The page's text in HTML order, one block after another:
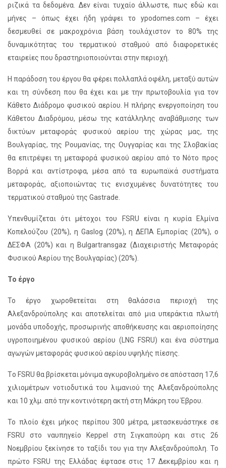
ριζικά τα δεδομένα. Δεν είναι τυχαίο άλλωστε, πως εδώ και
μήνες – όπως έχει ήδη γράψει το ypodomes.com – έχει
δεσμευθεί σε μακροχρόνια βάση τουλάχιστον το 80% της
δυναμικότητας του τερματικού σταθμού από διαφορετικές
εταιρείες που δραστηριοποιούνται στην περιοχή.
Η παράδοση του έργου θα φέρει πολλαπλά οφέλη, μεταξύ αυτών
και τη σύνδεση που θα έχει και με την πρωτοβουλία για τον
Κάθετο Διάδρομο φυσικού αερίου. Η πλήρης ενεργοποίηση του
Κάθετου Διαδρόμου, μέσω της κατάλληλης αναβάθμισης των
δικτύων μεταφοράς φυσικού αερίου της χώρας μας, της
Βουλγαρίας, της Ρουμανίας, της Ουγγαρίας και της Σλοβακίας
θα επιτρέψει τη μεταφορά φυσικού αερίου από το Νότο προς
Βορρά και αντίστροφα, μέσα από τα ευρωπαϊκά συστήματα
μεταφοράς, αξιοποιώντας τις ενισχυμένες δυνατότητες του
τερματικού σταθμού της Gastrade.
Υπενθυμίζεται ότι μέτοχοι του FSRU είναι η κυρία Ελμίνα
Κοπελούζου (20%), η Gaslog (20%), η ΔΕΠΑ Εμπορίας (20%), ο
ΔΕΣΦΑ (20%) και η Bulgartransgaz (Διαχειριστής Μεταφοράς
Φυσικού Αερίου της Βουλγαρίας) (20%).
Το έργο
Το έργο χωροθετείται στη θαλάσσια περιοχή της
Αλεξανδρούπολης και αποτελείται από μια υπεράκτια πλωτή
μονάδα υποδοχής, προσωρινής αποθήκευσης και αεριοποίησης
υγροποιημένου φυσικού αερίου (LNG FSRU) και ένα σύστημα
αγωγών μεταφοράς φυσικού αερίου υψηλής πίεσης.
Tο FSRU θα βρίσκεται μόνιμα αγκυροβολημένο σε απόσταση 17,6
χιλιομέτρων νοτιοδυτικά του λιμανιού της Αλεξανδρούπολης
και 10 χλμ. από την κοντινότερη ακτή στη Μάκρη του Έβρου.
Το πλοίο έχει μήκος περίπου 300 μέτρα, μετασκευάστηκε σε
FSRU στο ναυπηγείο Keppel στη Σιγκαπούρη και στις 26
Νοεμβρίου ξεκίνησε το ταξίδι του για την Αλεξανδρούπολη. Το
πρώτο FSRU της Ελλάδας έφτασε στις 17 Δεκεμβρίου και η